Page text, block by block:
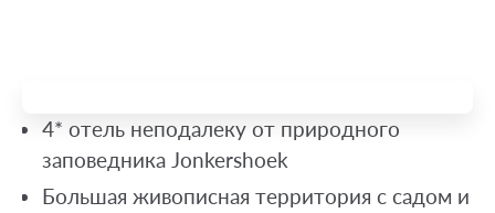
4* отель неподалеку от природного
заповедника Jonkershoek
Большая живописная территория с садом и